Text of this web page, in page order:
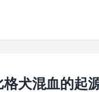
犬混血的起